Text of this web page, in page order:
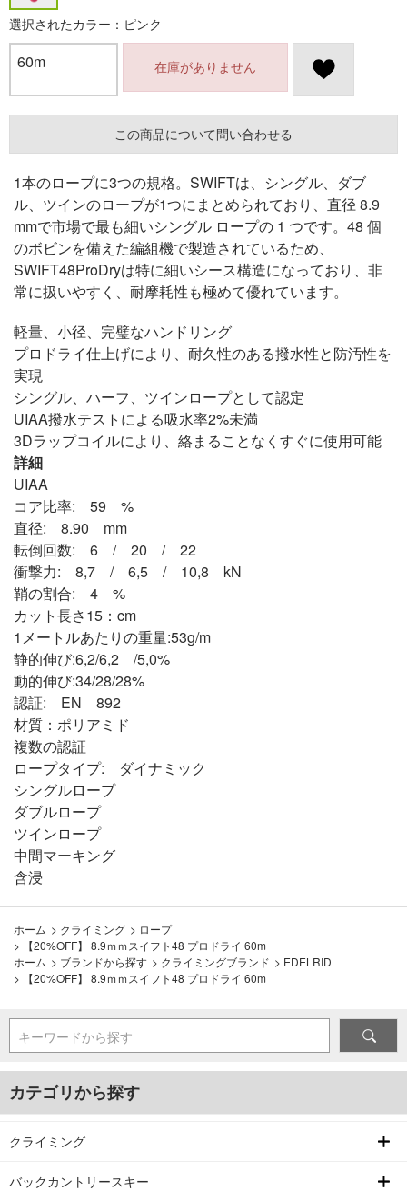
選択されたカラー：ピンク
60m 在庫がありません
この商品について問い合わせる
1本のロープに3つの規格。SWIFTは、シングル、ダブ
ル、ツインのロープが1つにまとめられており、直径 8.9
mmで市場で最も細いシングル ロープの 1 つです。48 個
のボビンを備えた編組機で製造されているため、
SWIFT48ProDryは特に細いシース構造になっており、非
常に扱いやすく、耐摩耗性も極めて優れています。
軽量、小径、完璧なハンドリング
プロドライ仕上げにより、耐久性のある撥水性と防汚性を
実現
シングル、ハーフ、ツインロープとして認定
UIAA撥水テストによる吸水率2%未満
3Dラップコイルにより、絡まることなくすぐに使用可能
詳細
UIAA
コア比率: 59 %
直径: 8.90 mm
転倒回数: 6 / 20 / 22
衝撃力: 8,7 / 6,5 / 10,8 kN
鞘の割合: 4 %
カット長さ15：cm
1メートルあたりの重量:53g/m
静的伸び:6,2/6,2 /5,0%
動的伸び:34/28/28%
認証: EN 892
材質：ポリアミド
複数の認証
ロープタイプ: ダイナミック
シングルロープ
ダブルロープ
ツインロープ
中間マーキング
含浸
ホーム > クライミング > ロープ
>
【20%OFF】 8.9ｍｍスイフト48 プロドライ 60m
ホーム > ブランドから探す > クライミングブランド > EDELRID
>
【20%OFF】 8.9ｍｍスイフト48 プロドライ 60m
キーワードから探す
カテゴリから探す
クライミング
バックカントリースキー